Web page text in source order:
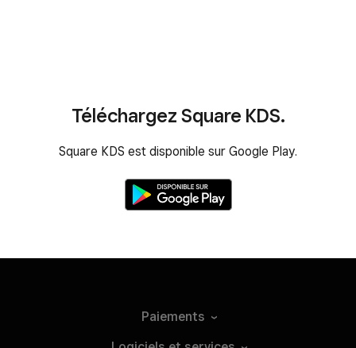
Téléchargez Square KDS.
Square KDS est disponible sur Google Play.
Paiements